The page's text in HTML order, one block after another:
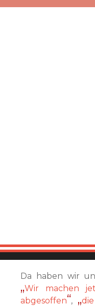
Da haben wir
Wir machen
abgesoffen ,